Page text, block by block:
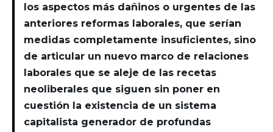
los aspectos más dañinos o urgentes de las
anteriores reformas laborales, que serían
medidas completamente insuficientes, sino
de articular un nuevo marco de relaciones
laborales que se aleje de las recetas
neoliberales que siguen sin poner en
cuestión la existencia de un sistema
capitalista generador de profundas